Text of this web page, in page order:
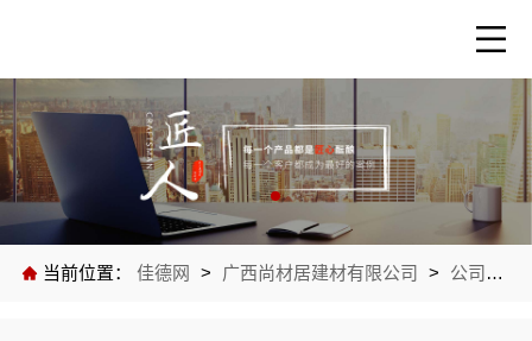
当前位置： 佳德网 > 广西尚材居建材有限公司 > 公司介绍